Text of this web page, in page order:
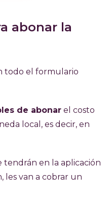
abonar la
todo el formulario
de abonar el costo
local, es decir, en
tendrán en la aplicación
les van a cobrar un